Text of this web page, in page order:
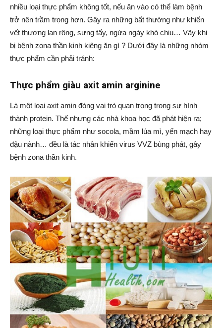
nhiều loại thực phẩm không tốt, nếu ăn vào có thể làm bệnh
trở nên trầm trọng hơn. Gây ra những bất thường như khiến
vết thương lan rộng, sưng tấy, ngứa ngáy khó chịu… Vậy khi
bị bệnh zona thần kinh kiêng ăn gì ? Dưới đây là những nhóm
thực phẩm cần phải tránh:
Thực phẩm giàu axit amin arginine
Là một loại axit amin đóng vai trò quan trọng trong sự hình
thành protein. Thế nhưng các nhà khoa học đã phát hiện ra;
những loại thực phẩm như socola, mầm lúa mì, yến mạch hay
đậu nành… đều là tác nhân khiến virus VVZ bùng phát, gây
bệnh zona thần kinh.